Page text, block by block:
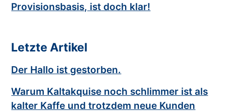
Provisionsbasis, ist doch klar!
Letzte Artikel
Der Hallo ist gestorben.
Warum Kaltakquise noch schlimmer ist als
kalter Kaffe und trotzdem neue Kunden